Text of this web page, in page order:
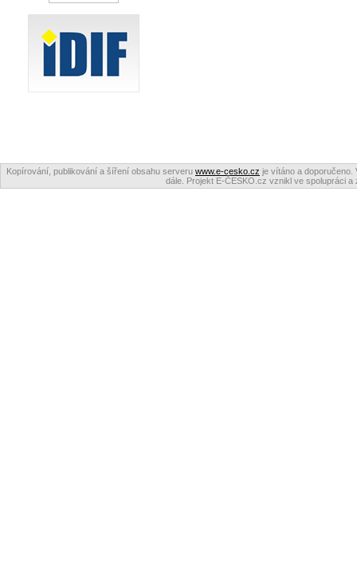
Kopírování, publikování a šíření obsahu serveru www.e-cesko.cz je vítáno a doporučeno.
dále. Projekt E-ČESKO.cz vznikl ve spolupráci